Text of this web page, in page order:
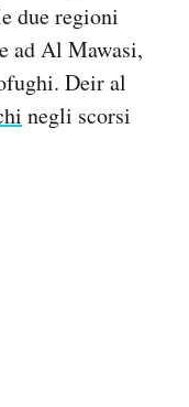
due regioni
ad Al Mawasi,
Deir al
negli scorsi